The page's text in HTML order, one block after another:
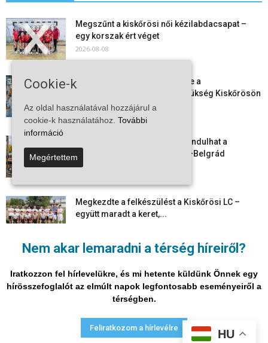
Nem akar lemaradni a térség híreiről?
Iratkozzon fel hírlevelükre, és mi hetente küldünk Önnek egy
hírösszefoglalót az elmúlt napok legfontosabb eseményeiről a
térségben.
Feliratkozom a hírlevélre
Megszűnt a kiskőrösi női kézilabdacsapat –
egy korszak ért véget
2026-08-08
Aktuális állásajánlatok: ezekre a
munkavállalókra van most szükség Kiskőrösön
és a...
2026-08-07
Vitézy Dávid: már ősszel újraindulhat a
személyszállítás a Budapest–Belgrád
vasútvonalon
Megkezdte a felkészülést a Kiskőrösi LC –
együtt maradt a keret,...
szabadulni a kontinens a...
2026-08-05
Adatvédelmi nyilatkozat Médiaajánlat Impresszum
HU
Cookie-k
Az oldal használatával hozzájárul a
cookie-k használatához. További
információ
Megértettem